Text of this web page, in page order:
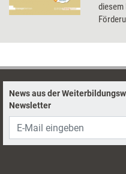
diesem
agilen
die vier
und
News aus der
Newsletter